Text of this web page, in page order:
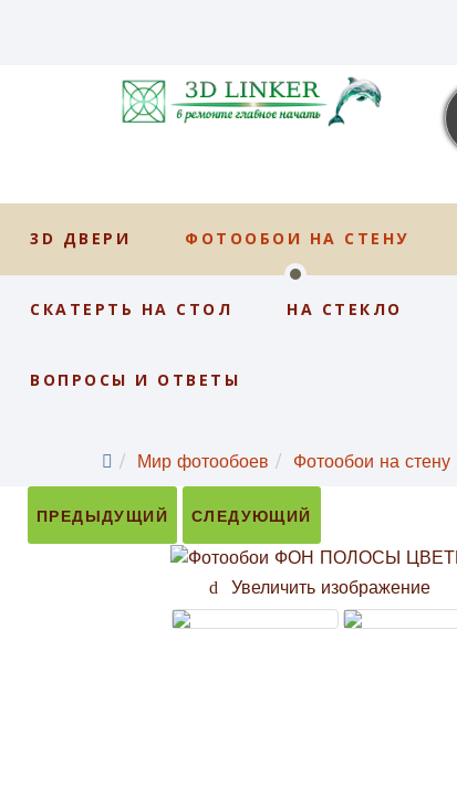
3D ДВЕРИ ФОТООБОИ НА СТЕНУ
СКАТЕРТЬ НА СТОЛ НА СТЕКЛО
ВОПРОСЫ И ОТВЕТЫ
Мир фотообоев Фотообои на стену
ПРЕДЫДУЩИЙ СЛЕДУЮЩИЙ
Увеличить изображение